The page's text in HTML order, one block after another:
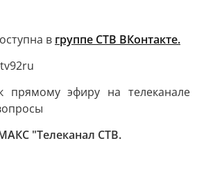
в группе СТВ ВКонтакте.
"Телеканал CТВ.